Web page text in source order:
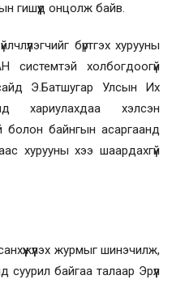
гишүүд онцолж байв.
бүртгэх хурууны
холбогдоогүй
Э.Батшугар Улсын Их
хариулахдаа хэлсэн
болон байнгын асаргаанд
хурууны хээ шаардахгүй
журмыг шинэчилж,
байгаа талаар Эрүүл